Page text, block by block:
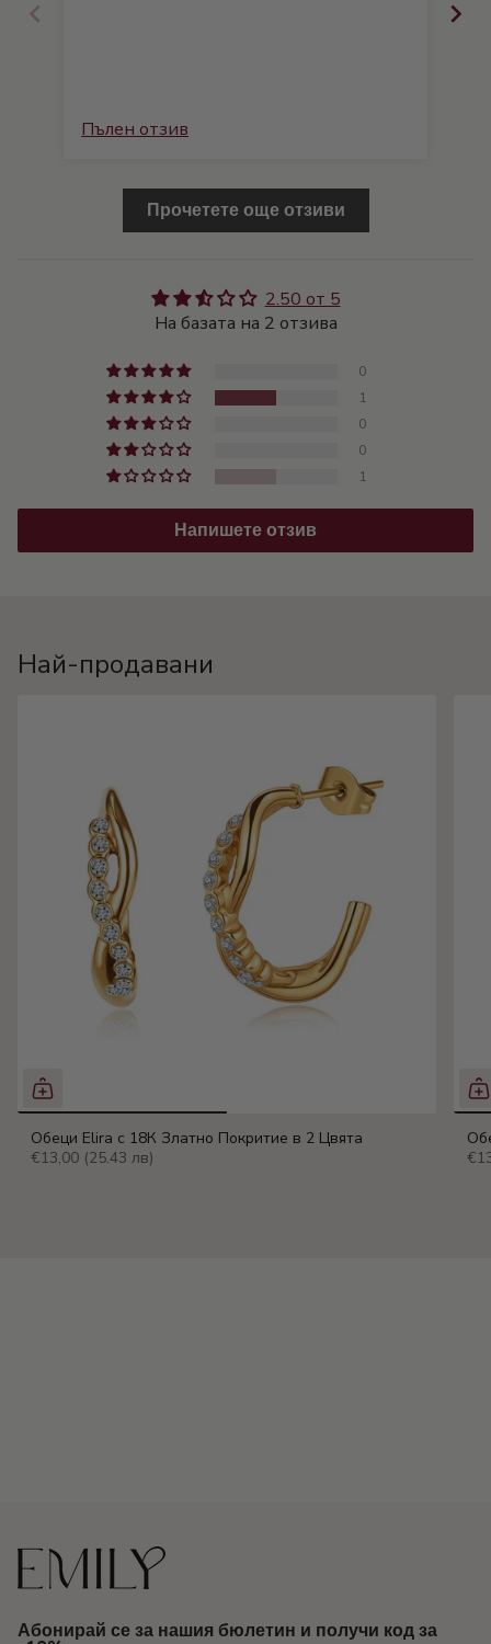
Пълен отзив
Прочетете още отзиви
2.50 от 5
На базата на 2 отзива
0
1
0
0
1
Напишете отзив
Най-продавани
Обеци Elira с 18К Златно Покритие в 2 Цвята
€13,00 (25.43 лв)
Абонирай се за нашия бюлетин и получи код за